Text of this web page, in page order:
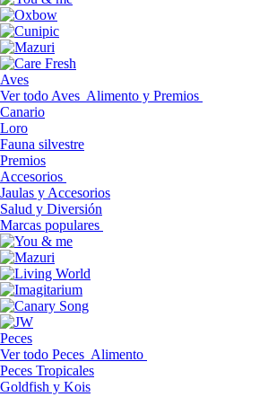
Aves
Ver todo Aves Alimento y Premios
Canario
Loro
Fauna silvestre
Premios
Accesorios
Jaulas y Accesorios
Salud y Diversión
Marcas populares
Peces
Ver todo Peces Alimento
Peces Tropicales
Goldfish y Kois